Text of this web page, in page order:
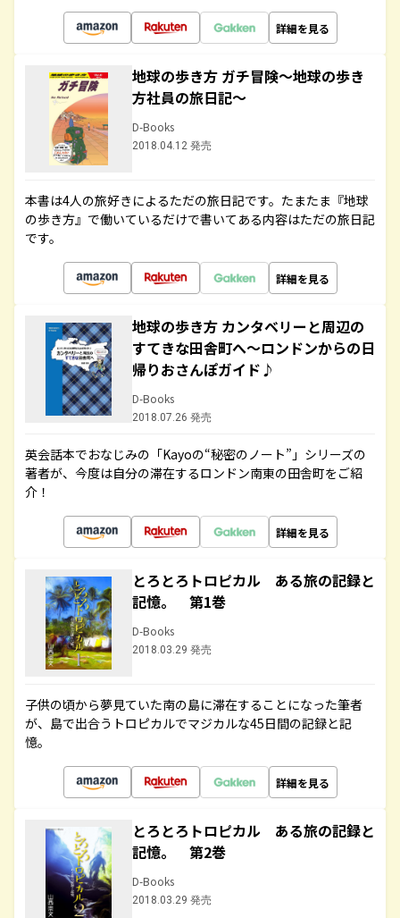
詳細を見る
地球の歩き方 ガチ冒険～地球の歩き
方社員の旅日記～
D-Books
2018.04.12 発売
本書は4人の旅好きによるただの旅日記です。たまたま『地球
の歩き方』で働いているだけで書いてある内容はただの旅日記
です。
詳細を見る
地球の歩き方 カンタベリーと周辺の
すてきな田舎町へ～ロンドンからの日
帰りおさんぽガイド♪
D-Books
2018.07.26 発売
英会話本でおなじみの「Kayoの“秘密のノート”」シリーズの
著者が、今度は自分の滞在するロンドン南東の田舎町をご紹
介！
詳細を見る
とろとろトロピカル ある旅の記録と
記憶。 第1巻
D-Books
2018.03.29 発売
子供の頃から夢見ていた南の島に滞在することになった筆者
が、島で出合うトロピカルでマジカルな45日間の記録と記
憶。
詳細を見る
とろとろトロピカル ある旅の記録と
記憶。 第2巻
D-Books
2018.03.29 発売